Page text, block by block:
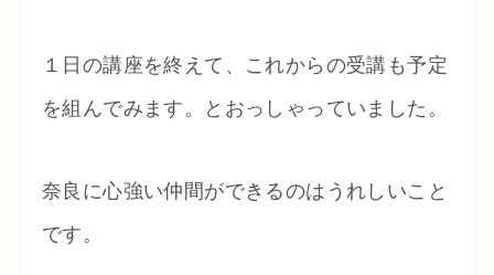
１日の講座を終えて、これからの受講も予定
を組んでみます。とおっしゃっていました。
奈良に心強い仲間ができるのはうれしいこと
です。